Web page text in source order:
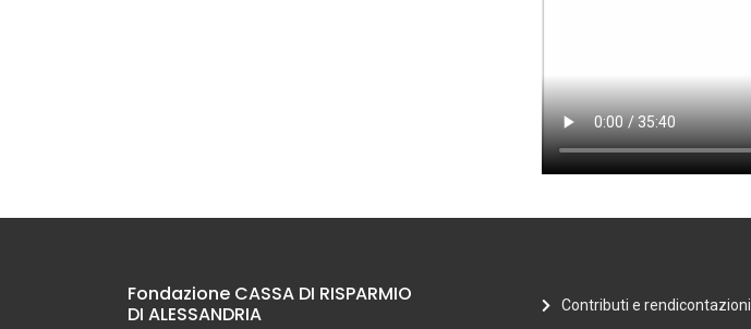
Fondazione CASSA DI RISPARMIO
DI ALESSANDRIA
Contributi e rendicontazioni